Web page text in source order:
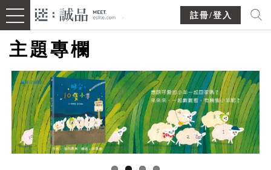
註冊/登入
主題專欄